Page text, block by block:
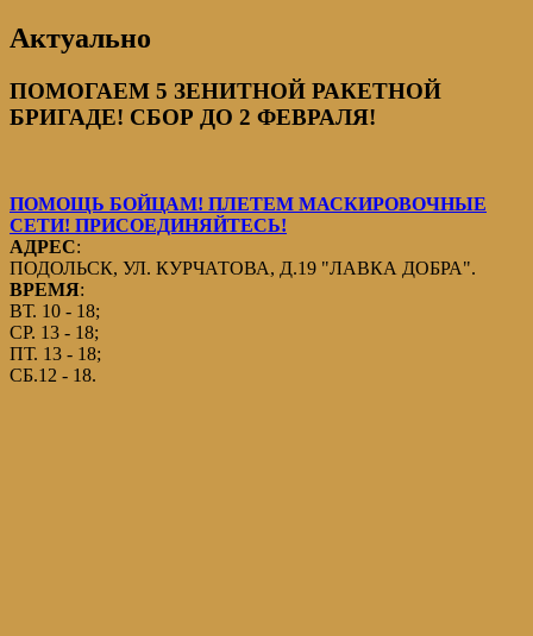
Актуально
ПОМОГАЕМ 5 ЗЕНИТНОЙ РАКЕТНОЙ
БРИГАДЕ! СБОР ДО 2 ФЕВРАЛЯ!
ПОМОЩЬ БОЙЦАМ! ПЛЕТЕМ МАСКИРОВОЧНЫЕ
СЕТИ! ПРИСОЕДИНЯЙТЕСЬ!
АДРЕС:
ПОДОЛЬСК, УЛ. КУРЧАТОВА, Д.19 "ЛАВКА ДОБРА".
ВРЕМЯ:
ВТ. 10 - 18;
СР. 13 - 18;
ПТ. 13 - 18;
СБ.12 - 18.